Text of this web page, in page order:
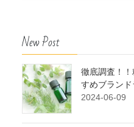
New Post
徹底調査！
すめブラン
2024-06-09